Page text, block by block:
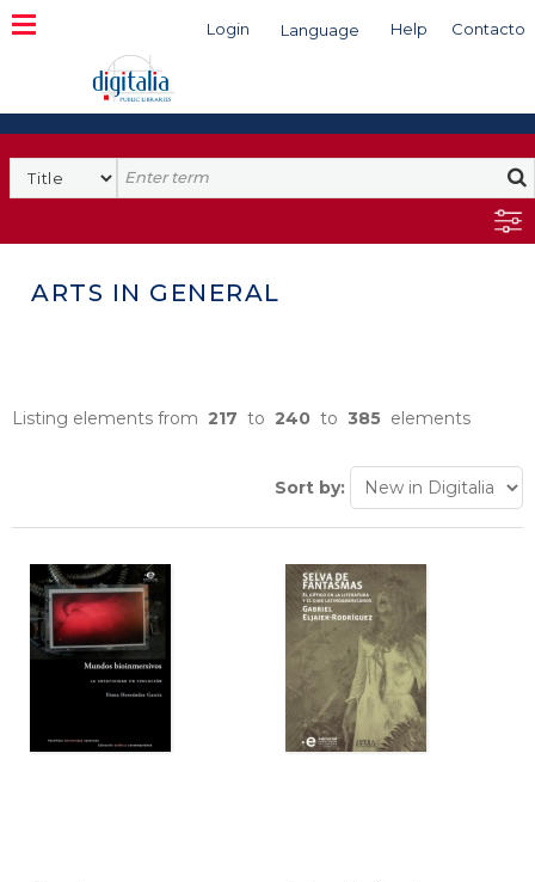
Login Language Help Contacto
Search
ARTS IN GENERAL
Listing elements from 217 to 240 to 385 elements
Sort by: